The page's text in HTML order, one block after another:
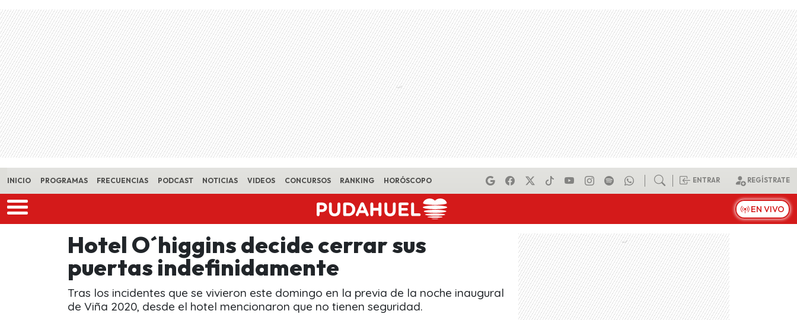
Skip to main content
INICIO PROGRAMAS FRECUENCIAS PODCAST NOTICIAS VIDEOS CONCURSOS RANKING HORÓSCOPO ENTRAR REGÍSTRATE
EN VIVO
Hotel O´higgins decide cerrar sus
puertas indefinidamente
Tras los incidentes que se vivieron este domingo en la previa de la noche inaugural
de Viña 2020, desde el hotel mencionaron que no tienen seguridad.